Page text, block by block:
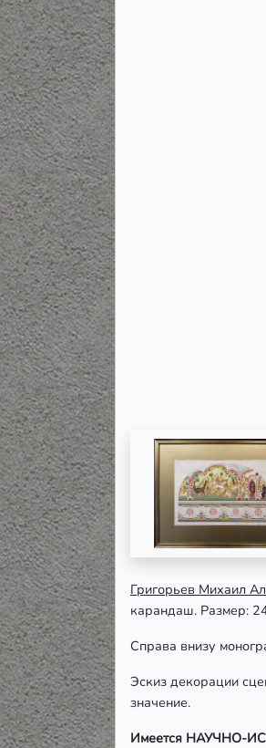
Григорьев Михаил
карандаш. Размер:
Справа внизу
Эскиз декорации
значение.
Имеется НАУЧНО-